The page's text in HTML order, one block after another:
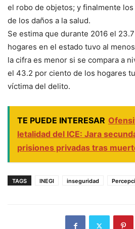
el robo de objetos; y finalmente
de los daños a la salud.
Se estima que durante 2016 el
hogares en el estado tuvo al
la cifra es menor si se compara a
el 43.2 por ciento de los hogares
víctima del delito.
TE PUEDE INTERESAR
letalidad del ICE: Jara
prisiones privadas tras
TAGS INEGI inseguridad